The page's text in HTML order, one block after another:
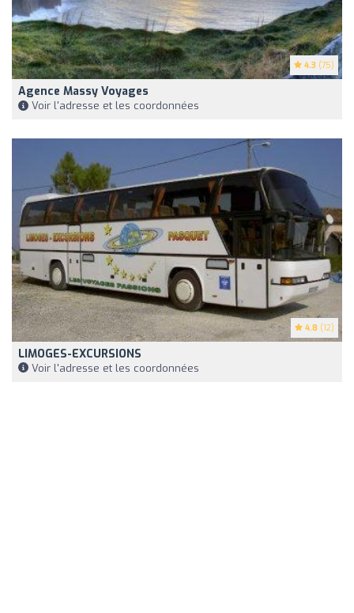
4.3 (75)
Agence Massy Voyages
Voir l'adresse et les coordonnées
4.8 (12)
LIMOGES-EXCURSIONS
Voir l'adresse et les coordonnées